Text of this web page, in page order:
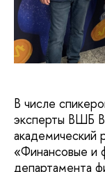
В числе
эксперты ВШБ
академический
«Финансовые и
департамента